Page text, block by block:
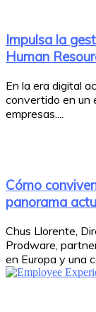
Impulsa la
Human
En la era digital
convertido en un
empresas....
Cómo
panorama
Chus Llorente,
Prodware,
en Europa y una